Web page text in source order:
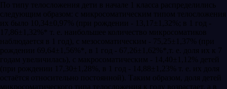
По типу телосложения дети в начале 1 класса распределились
следующим образом: с микросоматическим типом телосложения
их было 10,34±0,97% (при рождении - 13,17±1,32%; в 1 год -
17,86±1,32%* т. е. наибольшее количество микросоматиков
наблюдается в 1 год), с мезосоматическим - 75,25±1,37% (при
рождении 69,64±1,56%*, в 1 год - 67,26±1,62%*,т. е. доля их к 7
годам увеличилась), с макросоматическим - 14,40±1,12% детей
(при рождении 17,30±1,28%, в 1 год - 14,88±1,23% т. е. их доля
остаётся относительно постоянной). Таким образом, доля детей
микросоматического типа телосложения к году возрастает, а в